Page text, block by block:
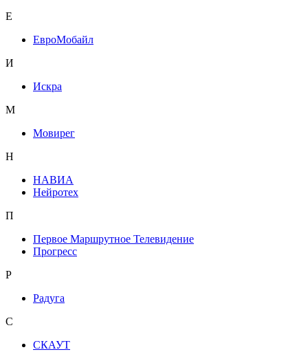
Е
ЕвроМобайл
И
Искра
М
Мовирег
Н
НАВИА
Нейротех
П
Первое Маршрутное Телевидение
Прогресс
Р
Радуга
С
СКАУТ